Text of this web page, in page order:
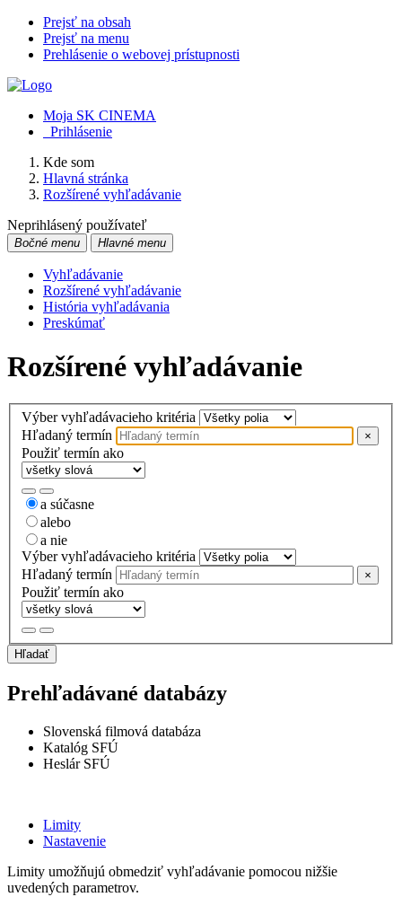
Prejsť na obsah
Prejsť na menu
Prehlásenie o webovej prístupnosti
Moja SK CINEMA
Prihlásenie
Kde som
Hlavná stránka
Rozšírené vyhľadávanie
Neprihlásený používateľ
Bočné menu Hlavné menu
Vyhľadávanie
Rozšírené vyhľadávanie
História vyhľadávania
Preskúmať
Rozšírené vyhľadávanie
Výber vyhľadávacieho kritéria
Hľadaný termín
×
Použiť termín ako
a súčasne
alebo
a nie
Výber vyhľadávacieho kritéria
Hľadaný termín
×
Použiť termín ako
Hľadať
Prehľadávané databázy
Slovenská filmová databáza
Katalóg SFÚ
Heslár SFÚ
Limity
Nastavenie
Limity umožňujú obmedziť vyhľadávanie pomocou nižšie
uvedených parametrov.